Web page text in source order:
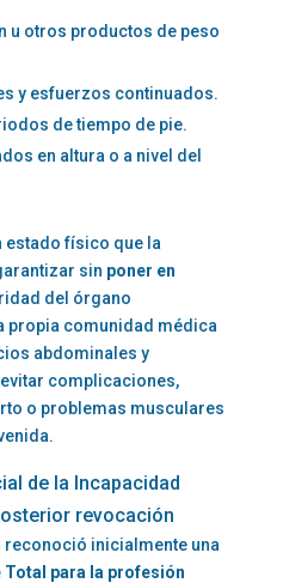
u otros productos de peso
y esfuerzos continuados.
de tiempo de pie.
en altura o a nivel del
estado físico que la
sin poner en
del órgano
propia comunidad médica
abdominales y
complicaciones,
o problemas musculares
de la Incapacidad
revocación
reconoció inicialmente una
Total para la profesión